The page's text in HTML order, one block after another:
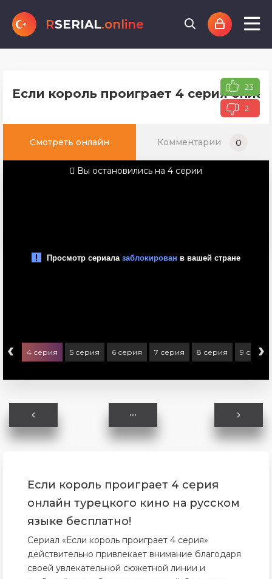
RSERIAL.online
Если король проиграет 4 серия 23
2
Смотреть онлайн Комментарии 0
Вы остановились на 4 серии
‹ 4 серия 5 серия 6 серия 7 серия 8 серия 9 серия
›
Если король проиграет 4 серия
онлайн турецкого кино на русском
языке бесплатно!
Сериал «Если король проиграет 4 серия»
действительно привлекает внимание благодаря
своей увлекательной сюжетной линии и